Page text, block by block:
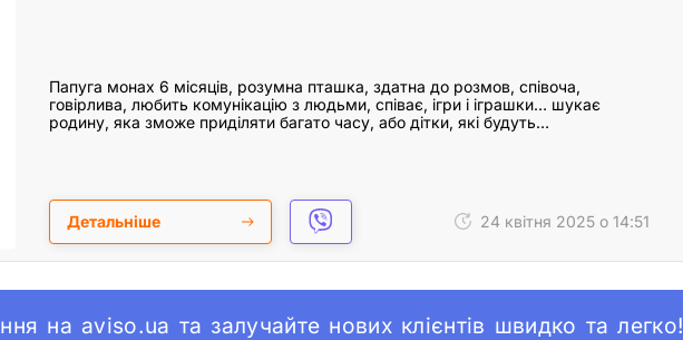
Папуга монах 6 місяців, розумна пташка, здатна до розмов, співоча,
говірлива, любить комунікацію з людьми, співає, ігри і іграшки… шукає
родину, яка зможе приділяти багато часу, або дітки, які будуть…
Детальніше 24 квітня 2025 о 14:51
на aviso.ua та залучайте нових клієнтів швидко та легко!